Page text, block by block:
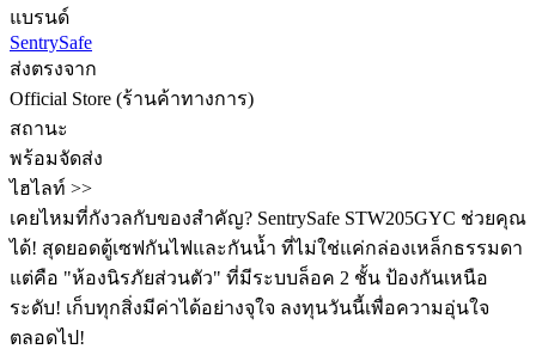
แบรนด์
SentrySafe
ส่งตรงจาก
Official Store (ร้านค้าทางการ)
สถานะ
พร้อมจัดส่ง
ไฮไลท์ >>
เคยไหมที่กังวลกับของสำคัญ? SentrySafe STW205GYC ช่วยคุณ
ได้! สุดยอดตู้เซฟกันไฟและกันน้ำ ที่ไม่ใช่แค่กล่องเหล็กธรรมดา
แต่คือ "ห้องนิรภัยส่วนตัว" ที่มีระบบล็อค 2 ชั้น ป้องกันเหนือ
ระดับ! เก็บทุกสิ่งมีค่าได้อย่างจุใจ ลงทุนวันนี้เพื่อความอุ่นใจ
ตลอดไป!